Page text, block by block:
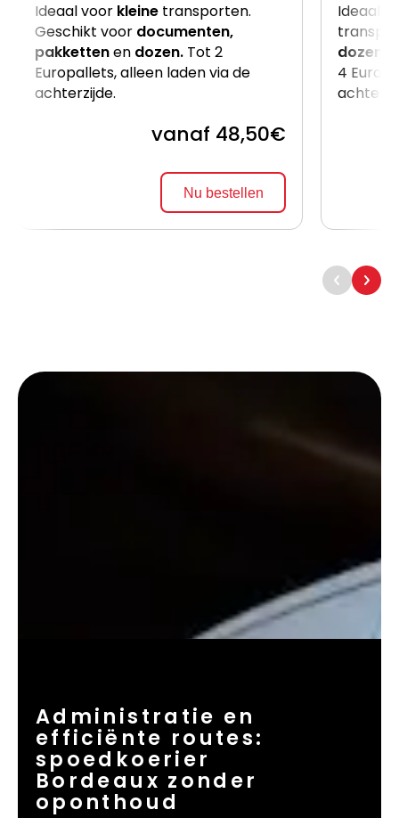
Ideaal voor kleine transporten.
Geschikt voor documenten,
pakkettenen dozen. Tot 2
Europallets, alleen laden via de
achterzijde.
vanaf 48,50€
Nu bestellen
Ideaal
dozen
4
Administratie en
efficiënte routes:
spoedkoerier
Bordeaux zonder
oponthoud